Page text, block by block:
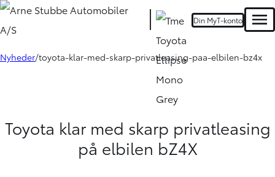
Din MyT-konto
Nyheder toyota-klar-med-skarp-privatleasing-paa-elbilen-bz4x
Toyota klar med skarp privatleasing
på elbilen bZ4X